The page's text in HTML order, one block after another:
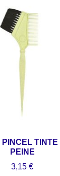
PINCEL TINTE
PEINE
3,15€